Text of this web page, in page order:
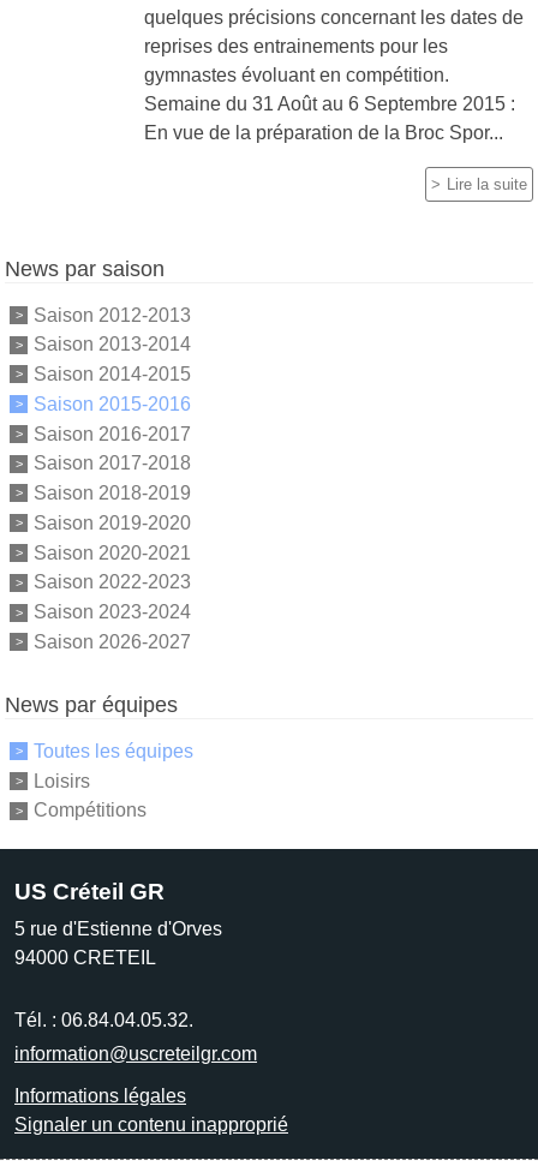
quelques précisions concernant les dates de
reprises des entrainements pour les
gymnastes évoluant en compétition.
Semaine du 31 Août au 6 Septembre 2015 :
En vue de la préparation de la Broc Spor...
Lire la suite
News par saison
Saison 2012-2013
Saison 2013-2014
Saison 2014-2015
Saison 2015-2016
Saison 2016-2017
Saison 2017-2018
Saison 2018-2019
Saison 2019-2020
Saison 2020-2021
Saison 2022-2023
Saison 2023-2024
Saison 2026-2027
News par équipes
Toutes les équipes
Loisirs
Compétitions
US Créteil GR
5 rue d'Estienne d'Orves
94000 CRETEIL
Tél. : 06.84.04.05.32.
information@uscreteilgr.com
Informations légales
Signaler un contenu inapproprié